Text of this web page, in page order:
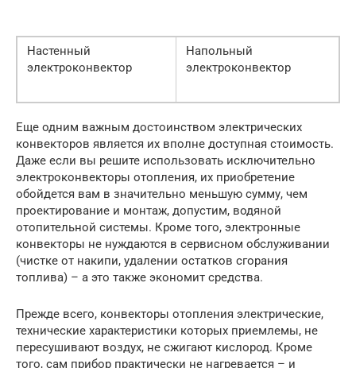
Настенный
электроконвектор
Напольный
электроконвектор
Еще одним важным достоинством электрических
конвекторов является их вполне доступная стоимость.
Даже если вы решите использовать исключительно
электроконвекторы отопления, их приобретение
обойдется вам в значительно меньшую сумму, чем
проектирование и монтаж, допустим, водяной
отопительной системы. Кроме того, электронные
конвекторы не нуждаются в сервисном обслуживании
(чистке от накипи, удалении остатков сгорания
топлива) – а это также экономит средства.
Прежде всего, конвекторы отопления электрические,
технические характеристики которых приемлемы, не
пересушивают воздух, не сжигают кислород. Кроме
того, сам прибор практически не нагревается – и